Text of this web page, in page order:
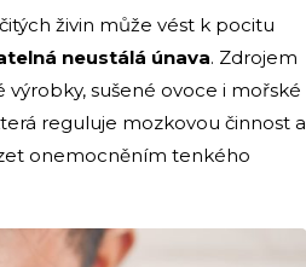
živin může vést k pocitu
neustálá únava. Zdrojem
sušené ovoce i mořské
reguluje mozkovou činnost a
onemocněním tenkého